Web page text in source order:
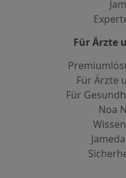
Für Ärzte
Für Ärzte
Für
Noa